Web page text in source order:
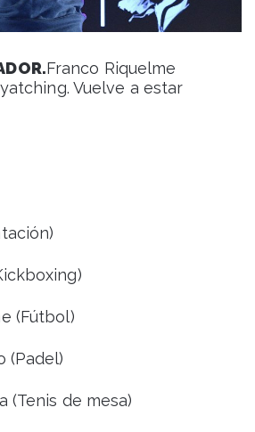
Franco Riquelme
Vuelve a estar
(Fútbol)
(Padel)
(Tenis de mesa)